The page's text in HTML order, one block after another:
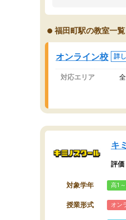
オンラインツールを
り宿題もそちらで出
2ヶ月で担当講師の
講師変更の申し出が
更だった為、塾に通
遅れも取り戻せ、授
福田町駅の教室一覧
オンライン校 詳
対応エリア
キ
評価
対象学年 高1
授業形式 オン